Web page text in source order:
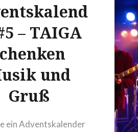
– TAIGA
und
Gruß
ein Adventskalender